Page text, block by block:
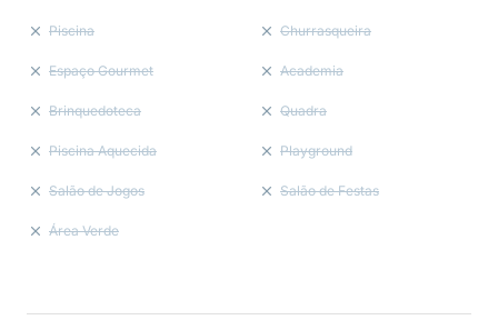
Piscina Churrasqueira
Espaço Gourmet Academia
Brinquedoteca Quadra
Piscina Aquecida Playground
Salão de Jogos Salão de Festas
Área Verde